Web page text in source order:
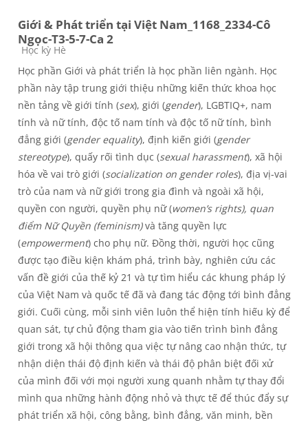
Giới & Phát triển tại Việt Nam_1168_2334-Cô
Ngọc-T3-5-7-Ca 2
Course category
Học kỳ Hè
Học phần Giới và phát triển là học phần liên ngành. Học
phần này tập trung giới thiệu những kiến thức khoa học
nền tảng về giới tính (sex), giới (gender), LGBTIQ+, nam
tính và nữ tính, độc tố nam tính và độc tố nữ tính, bình
đẳng giới (gender equality), định kiến giới (gender
stereotype), quấy rối tình dục (sexual harassment), xã hội
hóa về vai trò giới (socialization on gender roles), địa vị-vai
trò của nam và nữ giới trong gia đình và ngoài xã hội,
quyền con người, quyền phụ nữ (women’s rights), quan
điểm Nữ Quyền (feminism)và tăng quyền lực
(empowerment) cho phụ nữ. Đồng thời, người học cũng
được tạo điều kiện khám phá, trình bày, nghiên cứu các
vấn đề giới của thế kỷ 21 và tự tìm hiểu các khung pháp lý
của Việt Nam và quốc tế đã và đang tác động tới bình đẳng
giới. Cuối cùng, mỗi sinh viên luôn thể hiện tính hiếu kỳ để
quan sát, tự chủ động tham gia vào tiến trình bình đẳng
giới trong xã hội thông qua việc tự nâng cao nhận thức, tự
nhận diện thái độ định kiến và thái độ phân biệt đối xử
của mình đối với mọi người xung quanh nhằm tự thay đổi
mình qua những hành động nhỏ và thực tế để thúc đẩy sự
phát triển xã hội, công bằng, bình đẳng, văn minh, bền